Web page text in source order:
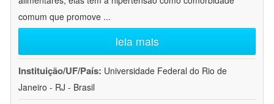
comum que promove ...
leia mais
Instituição/UF/País: Universidade Federal do Rio de
Janeiro - RJ - Brasil